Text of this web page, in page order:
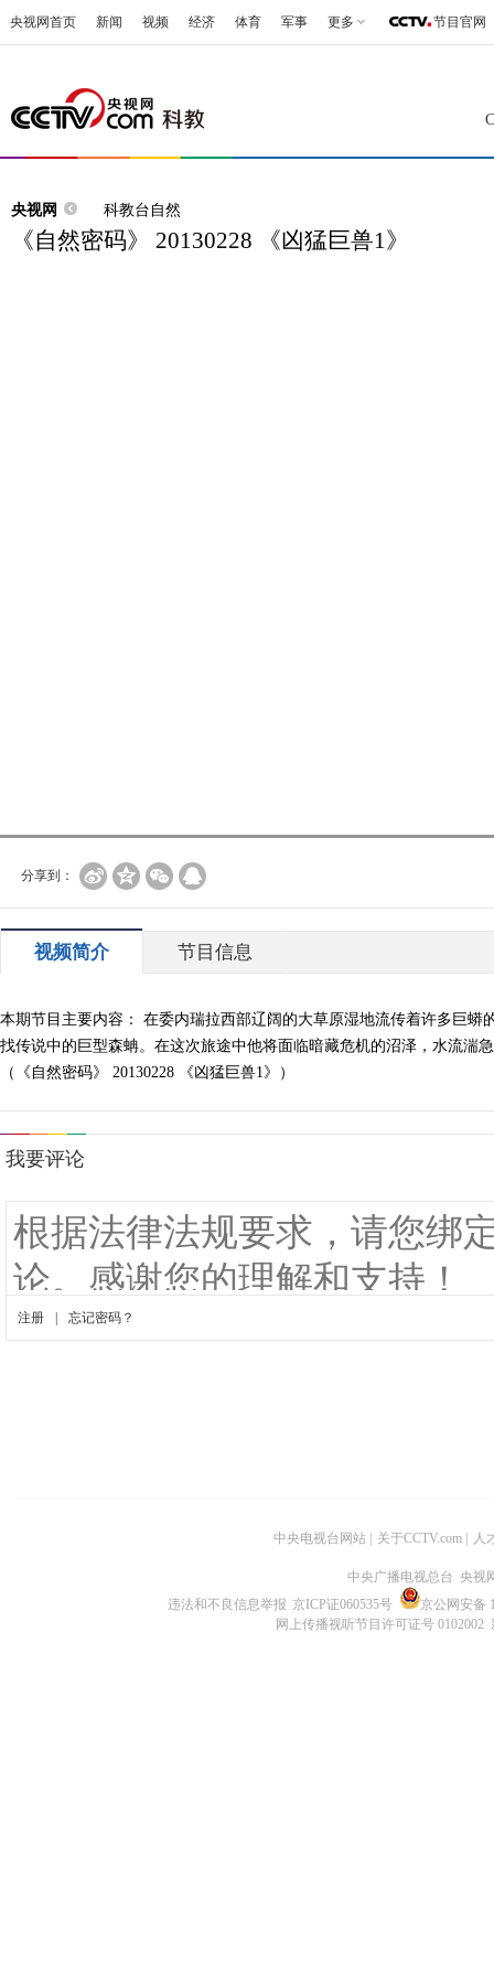
央视网首页 新闻 视频 经济 体育 军事 更多 节目官网
央视网 科教台自然
《自然密码》 20130228 《凶猛巨兽1》
分享到：
视频简介 节目信息
本期节目主要内容： 在委内瑞拉西部辽阔的大草原湿地流传着许多巨
找传说中的巨型森蚺。在这次旅途中他将面临暗藏危机的沼泽，水流湍
（《自然密码》 20130228 《凶猛巨兽1》）
中央电视台网站 关于CCTV.com 人
中央广播电视总台 央视
违法和不良信息举报 京ICP证060535号
京公网安备
网上传播视听节目许可证号 0102002